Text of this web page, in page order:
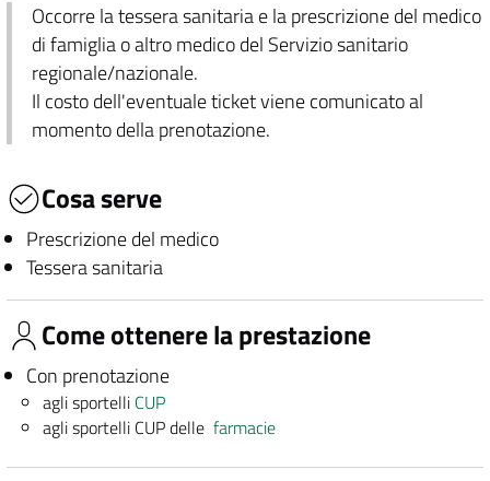
Occorre la tessera sanitaria e la prescrizione del medico
di famiglia o altro medico del Servizio sanitario
regionale/nazionale.
Il costo dell'eventuale ticket viene comunicato al
momento della prenotazione.
Cosa serve
Prescrizione del medico
Tessera sanitaria
Come ottenere la prestazione
Con prenotazione
agli sportelli CUP
agli sportelli CUP dellefarmacie